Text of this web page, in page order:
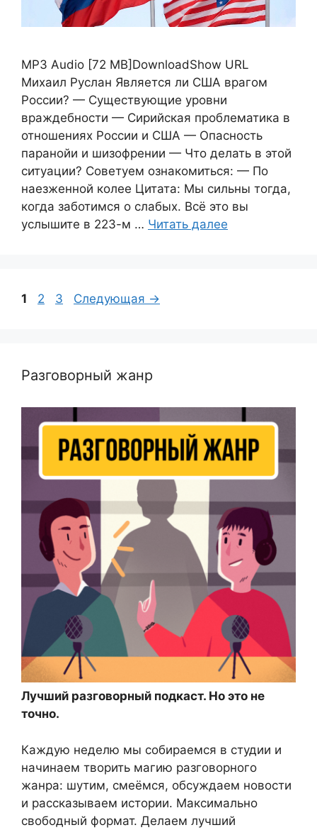
MP3 Audio [72 MB]DownloadShow URL
Михаил Руслан Является ли США врагом
России? — Существующие уровни
враждебности — Сирийская проблематика в
отношениях России и США — Опасность
паранойи и шизофрении — Что делать в этой
ситуации? Советуем ознакомиться: — По
наезженной колее Цитата: Мы сильны тогда,
когда заботимся о слабых. Всё это вы
услышите в 223-м … Читать далее
Страница
1 Страница
2 Страница
3 Следующая →
Разговорный жанр
Лучший разговорный подкаст. Но это не
точно.
Каждую неделю мы собираемся в студии и
начинаем творить магию разговорного
жанра: шутим, смеёмся, обсуждаем новости
и рассказываем истории. Максимально
свободный формат. Делаем лучший